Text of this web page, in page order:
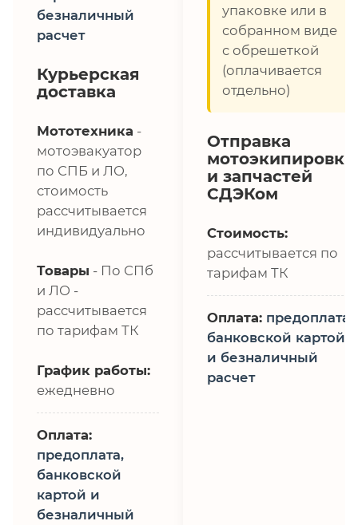
безналичный
расчет
Курьерская
доставка
Мототехника -
мотоэвакуатор
по СПБ и ЛО,
стоимость
рассчитывается
индивидуально
Товары - По СПб
и ЛО -
рассчитывается
по тарифам ТК
График работы:
ежедневно
Оплата:
предоплата,
банковской
картой и
безналичный
упаковке или в
собранном виде
с обрешеткой
(оплачивается
отдельно)
Отправка
мотоэкипировки
и запчастей
СДЭКом
Стоимость:
рассчитывается по
тарифам ТК
Оплата: предоплата,
банковской картой
и безналичный
расчет